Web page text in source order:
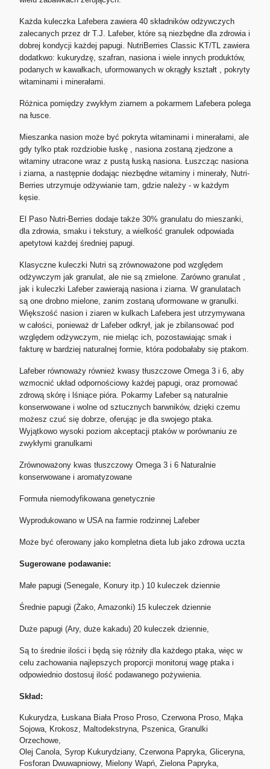
Każda kuleczka Lafebera zawiera 40 składników odżywczych
zalecanych przez dr T.J. Lafeber, które są niezbędne dla zdrowia i
dobrej kondycji każdej papugi. NutriBerries Classic KT/TL zawiera
dodatkwo: kukurydzę, szafran, nasiona i wiele innych produktów,
podanych w kawałkach, uformowanych w okrągły kształt , pokryty
witaminami i minerałami.
Różnica pomiędzy zwykłym ziarnem a pokarmem Lafebera polega
na łusce.
Mieszanka nasion może być pokryta witaminami i minerałami, ale
gdy tylko ptak rozdziobie łuskę , nasiona zostaną zjedzone a
witaminy utracone wraz z pustą łuską nasiona. Łuszcząc nasiona
i ziarna, a następnie dodając niezbędne witaminy i minerały, Nutri-
Berries utrzymuje odżywianie tam, gdzie należy - w każdym
kęsie.
El Paso Nutri-Berries dodaje także 30% granulatu do mieszanki,
dla zdrowia, smaku i tekstury, a wielkość granulek odpowiada
apetytowi każdej średniej papugi.
Klasyczne kuleczki Nutri są zrównoważone pod względem
odżywczym jak granulat, ale nie są zmielone. Zarówno granulat ,
jak i kuleczki Lafeber zawierają nasiona i ziarna. W granulatach
są one drobno mielone, zanim zostaną uformowane w granulki.
Większość nasion i ziaren w kulkach Lafebera jest utrzymywana
w całości, ponieważ dr Lafeber odkrył, jak je zbilansować pod
względem odżywczym, nie mieląc ich, pozostawiając smak i
fakturę w bardziej naturalnej formie, która podobałaby się ptakom.
Lafeber równoważy również kwasy tłuszczowe Omega 3 i 6, aby
wzmocnić układ odpornościowy każdej papugi, oraz promować
zdrową skórę i lśniące pióra. Pokarmy Lafeber są naturalnie
konserwowane i wolne od sztucznych barwników, dzięki czemu
możesz czuć się dobrze, oferując je dla swojego ptaka.
Wyjątkowo wysoki poziom akceptacji ptaków w porównaniu ze
zwykłymi granulkami
Zrównoważony kwas tłuszczowy Omega 3 i 6 Naturalnie
konserwowane i aromatyzowane
Formuła niemodyfikowana genetycznie
Wyprodukowano w USA na farmie rodzinnej Lafeber
Może być oferowany jako kompletna dieta lub jako zdrowa uczta
Sugerowane podawanie:
Małe papugi (Senegale, Konury itp.) 10 kuleczek dziennie
Średnie papugi (Żako, Amazonki) 15 kuleczek dziennie
Duże papugi (Ary, duże kakadu) 20 kuleczek dziennie,
Są to średnie ilości i będą się różniły dla każdego ptaka, więc w
celu zachowania najlepszych proporcji monitoruj wagę ptaka i
odpowiednio dostosuj ilość podawanego pożywienia.
Skład:
Kukurydza, Łuskana Biała Proso Proso, Czerwona Proso, Mąka
Sojowa, Krokosz, Maltodekstryna, Pszenica, Granulki
Orzechowe,
Olej Canola, Syrop Kukurydziany, Czerwona Papryka, Gliceryna,
Fosforan Dwuwapniowy, Mielony Wapń, Zielona Papryka,